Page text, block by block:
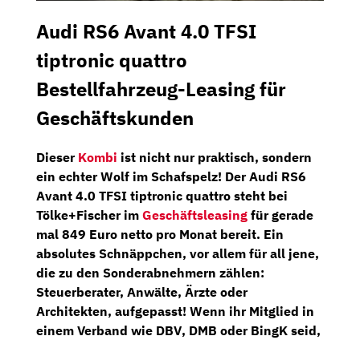
Audi RS6 Avant 4.0 TFSI
tiptronic quattro
Bestellfahrzeug-Leasing für
Geschäftskunden
Dieser Kombi ist nicht nur praktisch, sondern
ein echter Wolf im Schafspelz! DerAudi RS6
Avant 4.0 TFSI tiptronic quattro steht bei
Tölke+Fischerim Geschäftsleasing für gerade
mal 849 Euro netto pro Monat bereit. Ein
absolutes Schnäppchen, vor allem für all jene,
die zu den Sonderabnehmern zählen:
Steuerberater, Anwälte, Ärzte oder
Architekten, aufgepasst! Wenn ihr Mitglied in
einem Verband wie DBV, DMB oder BingK seid,